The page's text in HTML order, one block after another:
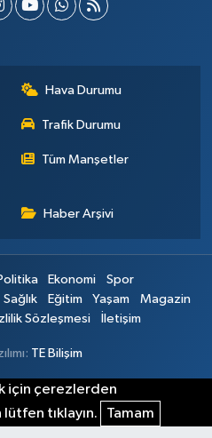
Hava Durumu
Trafik Durumu
Tüm Manşetler
Haber Arşivi
Ekonomi
Spor
Sağlık Eğitim Yaşam
Magazin
Sözleşmesi İletişim
TE Bilişim
için çerezlerden
tıklayın.
Tamam